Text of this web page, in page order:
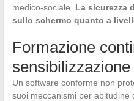
medico-sociale. La sicurezza
sullo schermo quanto a
Formazione
sensibilizzazione
Un software conforme non
suoi meccanismi per